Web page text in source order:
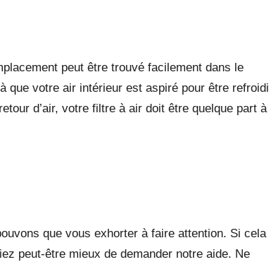
peut être trouvé facilement dans le
que votre air intérieur est aspiré pour être refroidi
d’air, votre filtre à air doit être quelque part à
que vous exhorter à faire attention. Si cela
peut-être mieux de demander notre aide. Ne